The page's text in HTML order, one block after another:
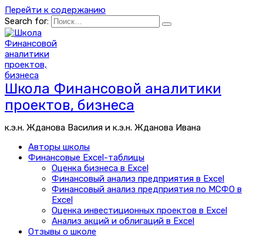
Перейти к содержанию
Search for:
Школа Финансовой аналитики
проектов, бизнеса
к.э.н. Жданова Василия и к.э.н. Жданова Ивана
Авторы школы
Финансовые Excel-таблицы
Оценка бизнеса в Excel
Финансовый анализ предприятия в Excel
Финансовый анализ предприятия по МСФО в
Excel
Оценка инвестиционных проектов в Excel
Анализ акций и облигаций в Excel
Отзывы о школе